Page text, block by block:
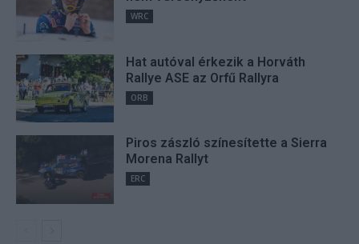
WRC
Hat autóval érkezik a Horváth
Rallye ASE az Orfű Rallyra
ORB
Piros zászló színesítette a Sierra
Morena Rallyt
ERC